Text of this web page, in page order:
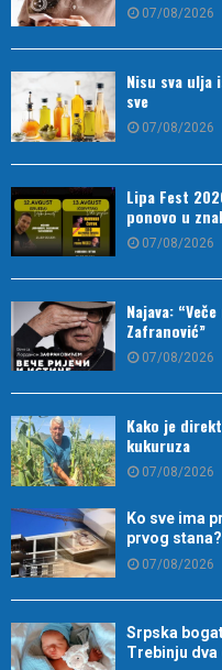
07/08/2026
Nisu sva ulja
sve
07/08/2026
Lipa Fest
ponovo u
07/08/2026
Najava:
Zafranović”
07/08/2026
Kako je
kukuruza
07/08/2026
Ko sve ima
prvog stana?
07/08/2026
Srpska
Trebinju dva